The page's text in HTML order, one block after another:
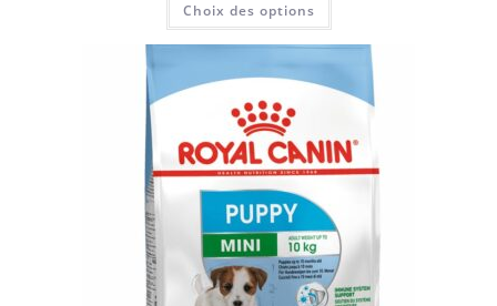
Choix des options